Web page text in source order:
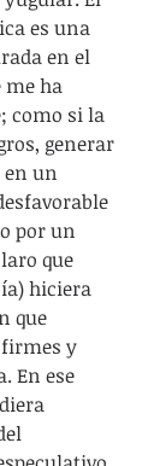
es una
en el
ha
como si la
generar
un
por un
que
hiciera
que
y
En ese